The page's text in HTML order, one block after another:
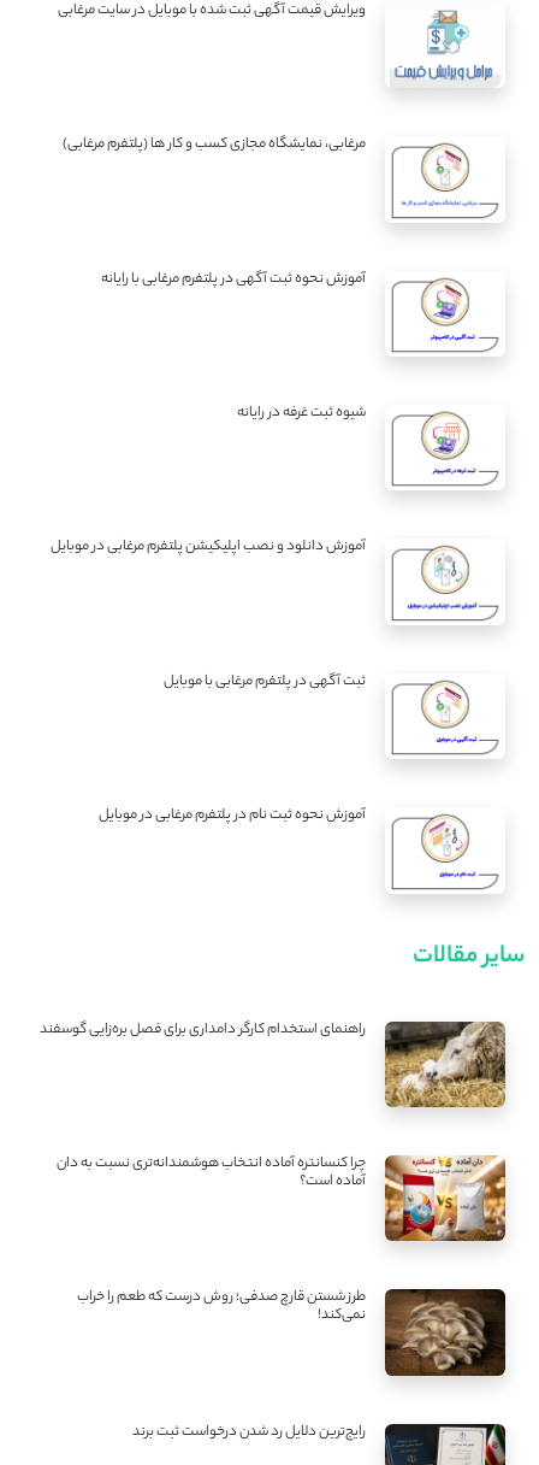
ویرایش قیمت آگهی ثبت شده با موبایل در سایت مرغابی
مرغابی، نمایشگاه مجازی کسب و کار ها (پلتفرم مرغابی)
آموزش نحوه ثبت آگهی در پلتفرم مرغابی با رایانه
شیوه ثبت غرفه در رایانه
آموزش دانلود و نصب اپلیکیشن پلتفرم مرغابی در موبایل
ثبت آگهی در پلتفرم مرغابی با موبایل
آموزش نحوه ثبت نام در پلتفرم مرغابی در موبایل
سایر مقالات
راهنمای استخدام کارگر دامداری برای فصل بره‌زایی گوسفند
چرا کنسانتره آماده انتخاب هوشمندانه‌تری نسبت به دان
آماده است؟
طرز شستن قارچ صدفی؛ روش درست که طعم را خراب
نمی‌کند!
رایج‌ترین دلایل رد شدن درخواست ثبت برند